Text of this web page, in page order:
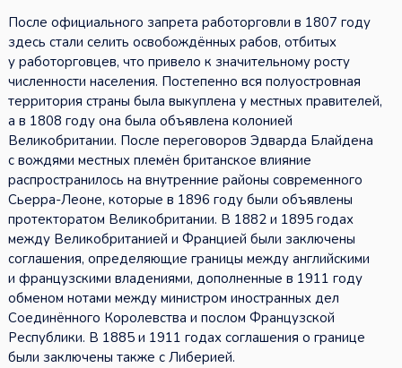
После официального запрета работорговли в 1807 году
здесь стали селить освобождённых рабов, отбитых
у работорговцев, что привело к значительному росту
численности населения. Постепенно вся полуостровная
территория страны была выкуплена у местных правителей,
а в 1808 году она была объявлена колонией
Великобритании. После переговоров Эдварда Блайдена
с вождями местных племён британское влияние
распространилось на внутренние районы современного
Сьерра-Леоне, которые в 1896 году были объявлены
протекторатом Великобритании. В 1882 и 1895 годах
между Великобританией и Францией были заключены
соглашения, определяющие границы между английскими
и французскими владениями, дополненные в 1911 году
обменом нотами между министром иностранных дел
Соединённого Королевства и послом Французской
Республики. В 1885 и 1911 годах соглашения о границе
были заключены также с Либерией.